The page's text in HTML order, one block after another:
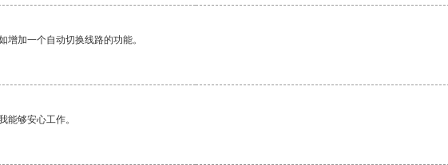
加一个自动切换线路的功能。
能够安心工作。